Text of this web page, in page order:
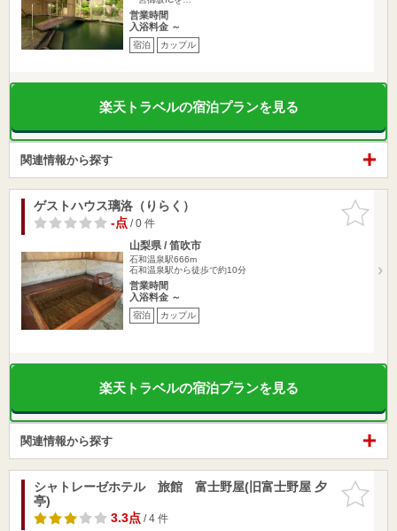
営業時間
入浴料金 ～
宿泊 カップル
楽天トラベルの宿泊プランを見る
関連情報から探す
お気に入
りに追加
ゲストハウス璃洛（りらく）
-点/ 0 件
山梨県 / 笛吹市
石和温泉駅666m
石和温泉駅から徒歩で約10分
営業時間
入浴料金 ～
宿泊 カップル
楽天トラベルの宿泊プランを見る
関連情報から探す
お気に入
りに追加
シャトレーゼホテル 旅館 富士野屋(旧富士野屋 夕
亭)
3.3点/ 4 件